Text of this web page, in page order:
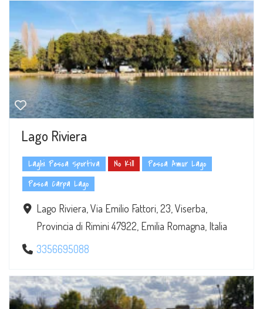
Lago Riviera
Laghi Pesca Sportiva No Kill
Pesca Amur Lago
Pesca Carpa Lago
Lago Riviera, Via Emilio Fattori, 23, Viserba,
Provincia di Rimini 47922, Emilia Romagna, Italia
3356695088